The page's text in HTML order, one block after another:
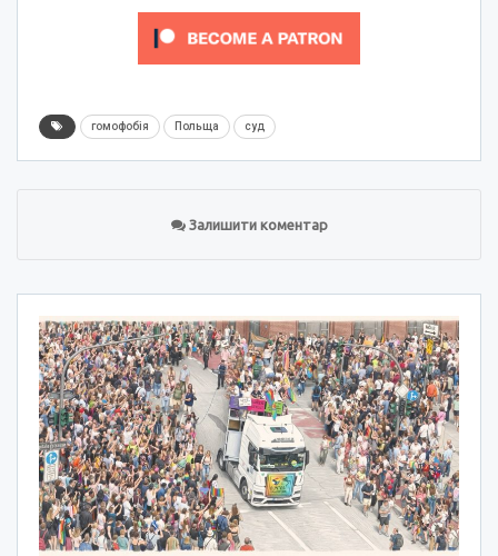
гомофобія Польща суд
Залишити коментар